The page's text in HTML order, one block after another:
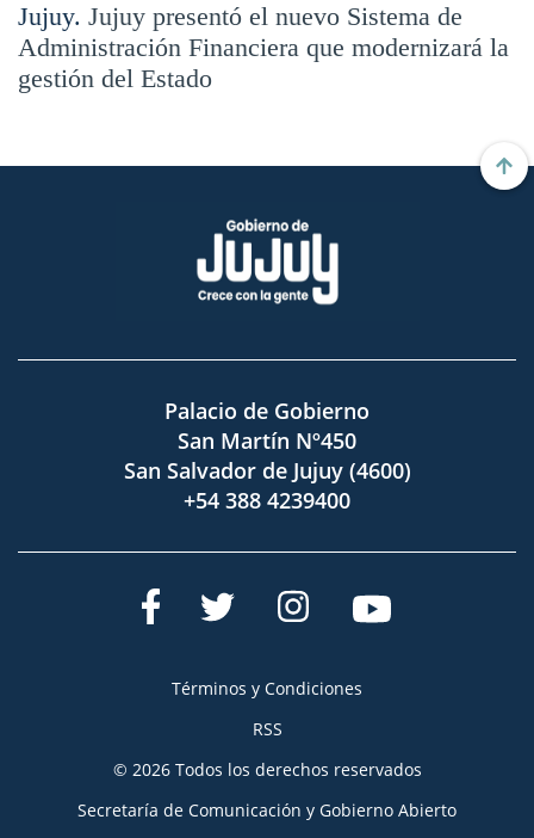
Jujuy. Jujuy presentó el nuevo Sistema de
Administración Financiera que modernizará la
gestión del Estado
Palacio de Gobierno
San Martín Nº450
San Salvador de Jujuy (4600)
+54 388 4239400
Términos y Condiciones
RSS
© 2026 Todos los derechos reservados
Secretaría de Comunicación y Gobierno Abierto